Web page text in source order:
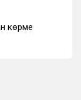
көрме